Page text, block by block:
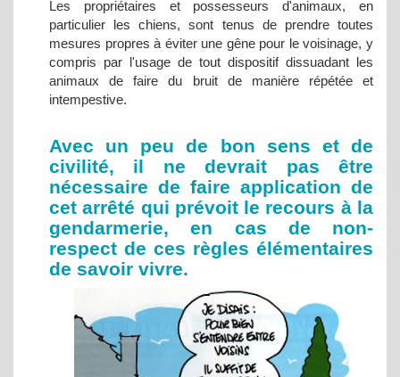
Les propriétaires et possesseurs d'animaux, en
particulier les chiens, sont tenus de prendre toutes
mesures propres à éviter une gêne pour le voisinage, y
compris par l'usage de tout dispositif dissuadant les
animaux de faire du bruit de manière répétée et
intempestive.
Avec un peu de bon sens et de
civilité, il ne devrait pas être
nécessaire de faire application de
cet arrêté qui prévoit le recours à la
gendarmerie, en cas de non-
respect de ces règles élémentaires
de savoir vivre.